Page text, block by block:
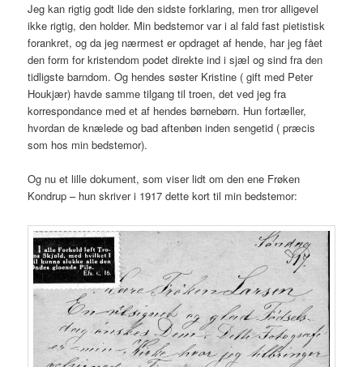
Jeg kan rigtig godt lide den sidste forklaring, men tror alligevel
ikke rigtig, den holder. Min bedstemor var i al fald fast pietistisk
forankret, og da jeg nærmest er opdraget af hende, har jeg fået
den form for kristendom podet direkte ind i sjæl og sind fra den
tidligste barndom. Og hendes søster Kristine ( gift med Peter
Houkjær) havde samme tilgang til troen, det ved jeg fra
korrespondance med et af hendes børnebørn. Hun fortæller,
hvordan de knælede og bad aftenbøn inden sengetid ( præcis
som hos min bedstemor).
Og nu et lille dokument, som viser lidt om den ene Frøken
Kondrup – hun skriver i 1917 dette kort til min bedstemor: